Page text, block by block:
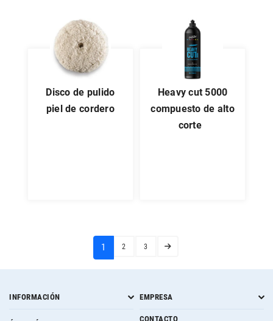
disco de pulido
piel de cordero
heavy cut 5000
compuesto de alto
corte
1 (current)
2 3
INFORMACIÓN EMPRESA
CONTACTO